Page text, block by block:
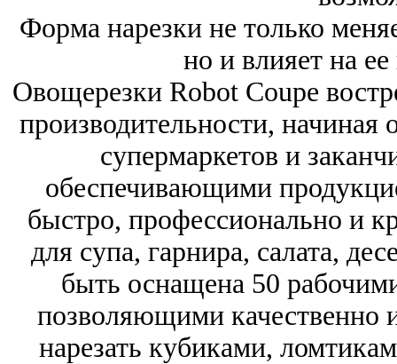
Форма нарезки не только
но и влияет на
Овощерезки Robot Coupe
производительности,
супермаркетов и
обеспечивающими
быстро, профессионально и
для супа, гарнира, салата,
быть оснащена 50
позволяющими качественно
нарезать кубиками,